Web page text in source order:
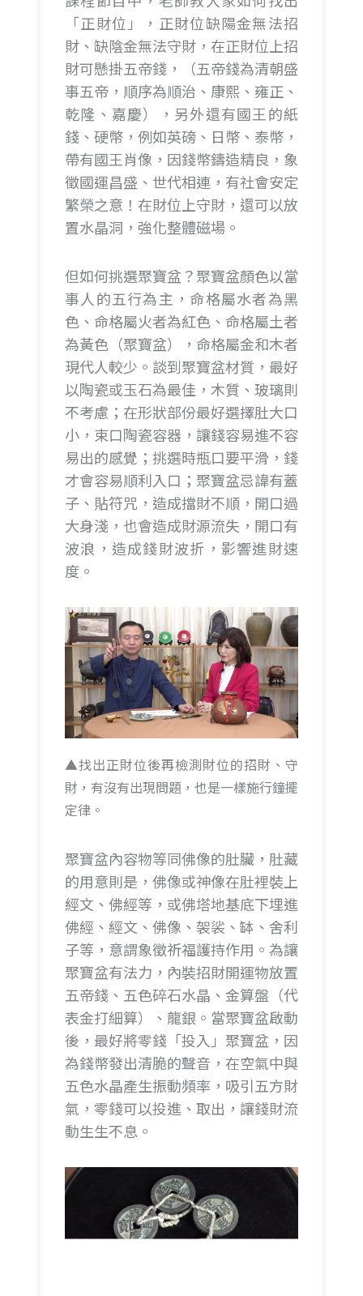
「正財位」，正財位缺陽金無法招
財、缺陰金無法守財，在正財位上招
財可懸掛五帝錢，（五帝錢為清朝盛
事五帝，順序為順治、康熙、雍正、
乾隆、嘉慶），另外還有國王的紙
錢、硬幣，例如英磅、日幣、泰幣，
帶有國王肖像，因錢幣鑄造精良，象
徵國運昌盛、世代相連，有社會安定
繁榮之意！在財位上守財，還可以放
置水晶洞，強化整體磁場。
但如何挑選聚寶盆？聚寶盆顏色以當
事人的五行為主，命格屬水者為黑
色、命格屬火者為紅色、命格屬土者
為黃色（聚寶盆），命格屬金和木者
現代人較少。談到聚寶盆材質，最好
以陶瓷或玉石為最佳，木質、玻璃則
不考慮；在形狀部份最好選擇肚大口
小，束口陶瓷容器，讓錢容易進不容
易出的感覺；挑選時瓶口要平滑，錢
才會容易順利入口；聚寶盆忌諱有蓋
子、貼符咒，造成擋財不順，開口過
大身淺，也會造成財源流失，開口有
波浪，造成錢財波折，影響進財速
度。
▲找出正財位後再檢測財位的招財、守
財，有沒有出現問題，也是一樣施行鐘擺
定律。
聚寶盆內容物等同佛像的肚臟，肚藏
的用意則是，佛像或神像在肚裡裝上
經文、佛經等，或佛塔地基底下埋進
佛經、經文、佛像、袈裟、缽、舍利
子等，意謂象徵祈福護持作用。為讓
聚寶盆有法力，內裝招財開運物放置
五帝錢、五色碎石水晶、金算盤（代
表金打細算）、龍銀。當聚寶盆啟動
後，最好將零錢「投入」聚寶盆，因
為錢幣發出清脆的聲音，在空氣中與
五色水晶產生振動頻率，吸引五方財
氣，零錢可以投進、取出，讓錢財流
動生生不息。